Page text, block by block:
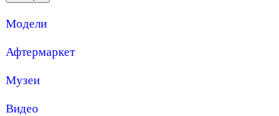
Модели
Афтермаркет
Музеи
Видео